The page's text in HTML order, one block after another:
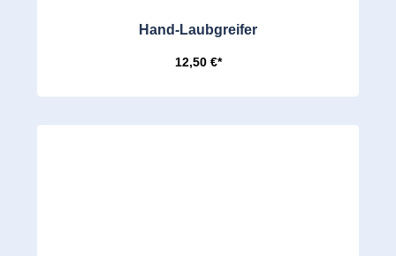
Hand-Laubgreifer
12,50 €*